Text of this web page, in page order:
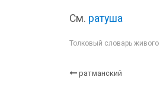
См. ратуша
Толковый словарь
ратманский